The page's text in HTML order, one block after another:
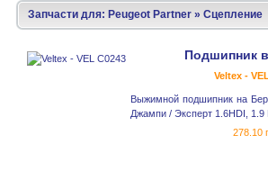
Запчасти для: Peugeot Partner » Сцепление
Подшипник
Veltex -
Выжимной подшипник на
Джампи / Эксперт 1.6HDI, 1.9
278.10